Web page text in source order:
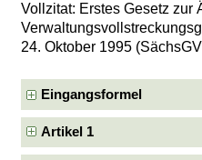
Vollzitat: Erstes Gesetz zur
24. Oktober 1995
Eingangsformel
Artikel 1